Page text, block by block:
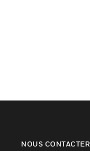
NOUS CONTACTER